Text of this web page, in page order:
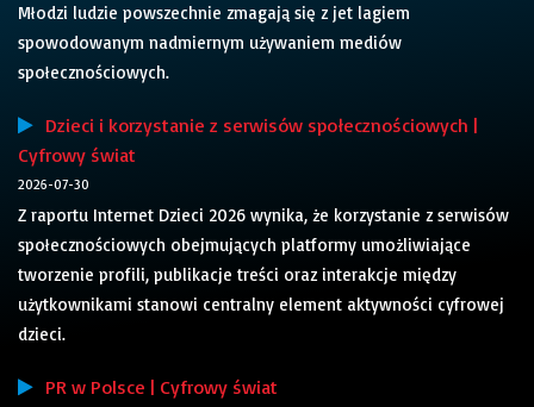
Młodzi ludzie powszechnie zmagają się z jet lagiem
spowodowanym nadmiernym używaniem mediów
społecznościowych.
Dzieci i korzystanie z serwisów społecznościowych |
Cyfrowy świat
2026-07-30
Z raportu Internet Dzieci 2026 wynika, że korzystanie z serwisów
społecznościowych obejmujących platformy umożliwiające
tworzenie profili, publikacje treści oraz interakcje między
użytkownikami stanowi centralny element aktywności cyfrowej
dzieci.
PR w Polsce | Cyfrowy świat